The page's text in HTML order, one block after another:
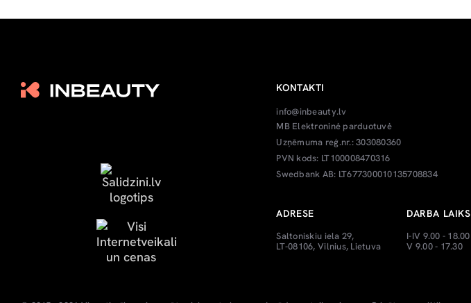
KONTAKTI
info@inbeauty.lv
MB Elektroninė parduotuvė
Uzņēmuma reģ.nr.: 303080360
PVN kods: LT100008470316
Swedbank AB: LT677300010135708834
ADRESE
Saltoniskiu iela 29,
LT-08106, Vilnius, Lietuva
DARBA LAIKS
I-IV 9.00 - 18.00
V 9.00 - 17.30